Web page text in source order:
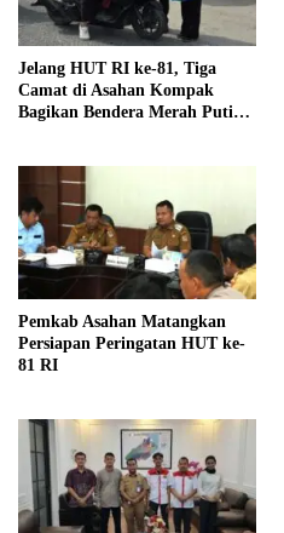
Jelang HUT RI ke-81, Tiga
Camat di Asahan Kompak
Bagikan Bendera Merah Putih
Pemkab Asahan Matangkan
Persiapan Peringatan HUT ke-
81 RI